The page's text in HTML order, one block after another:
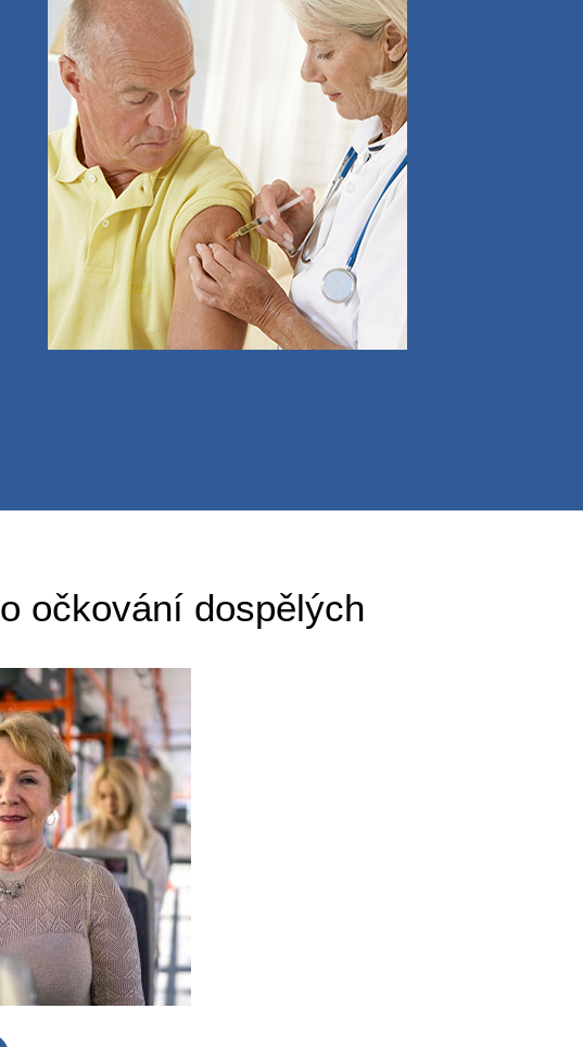
očkování dospělých